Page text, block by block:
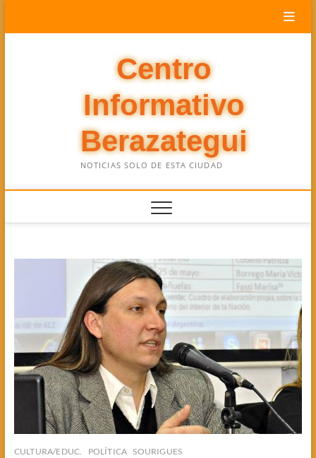
Centro
Informativo
Berazategui
NOTICIAS SOLO DE ESTA CIUDAD
CULTURA/EDUC. POLÍTICA SOURIGUES